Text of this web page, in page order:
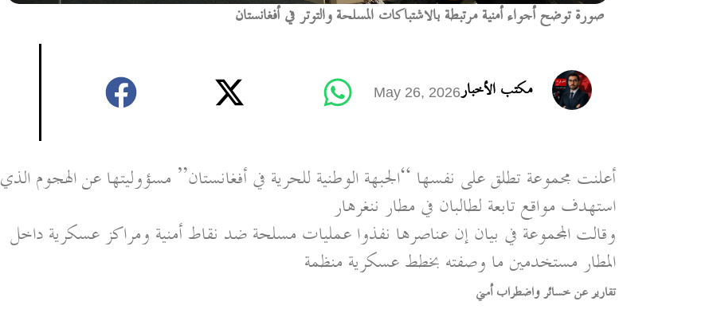
صورة توضح أجواء أمنية مرتبطة بالاشتباكات المسلحة والتوتر في أفغانستان
مكتب الأخبارMay 26, 2026
أعلنت مجموعة تطلق على نفسها “الجبهة الوطنية للحرية في أفغانستان” مسؤوليتها عن الهجوم الذي
استهدف مواقع تابعة لطالبان في مطار ننغرهار
وقالت المجموعة في بيان إن عناصرها نفذوا عمليات مسلحة ضد نقاط أمنية ومراكز عسكرية داخل
المطار مستخدمين ما وصفته بخطط عسكرية منظمة
تقارير عن خسائر واضطراب أمني